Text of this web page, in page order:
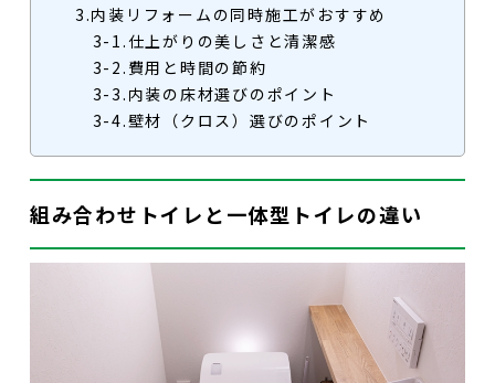
3.内装リフォームの同時施工がおすすめ
3-1.仕上がりの美しさと清潔感
3-2.費用と時間の節約
3-3.内装の床材選びのポイント
3-4.壁材（クロス）選びのポイント
組み合わせトイレと一体型トイレの違い